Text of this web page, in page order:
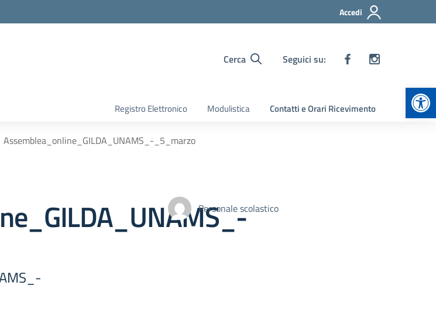
Accedi
Cerca Seguici su:
Registro Elettronico Modulistica Contatti e Orari Ricevimento
Assemblea_online_GILDA_UNAMS_-_5_marzo
Personale scolastico